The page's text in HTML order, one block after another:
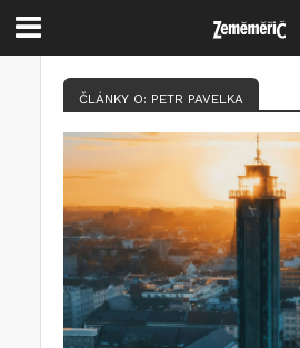
ČLÁNKY O: PETR PAVELKA